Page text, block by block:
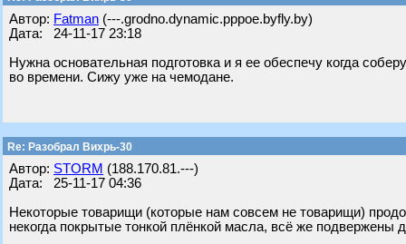
Автор: Fatman (---.grodno.dynamic.pppoe.byfly.by)
Дата: 24-11-17 23:18
Нужна основательная подготовка и я ее обеспечу когда
во времени. Сижу уже на чемодане.
Re: Разобрал Вихрь-30
Автор: STORM (188.170.81.---)
Дата: 25-11-17 04:36
Некоторые товарищи (которые нам совсем не товарищи)
некогда покрытые тонкой плёнкой масла, всё же подвержены